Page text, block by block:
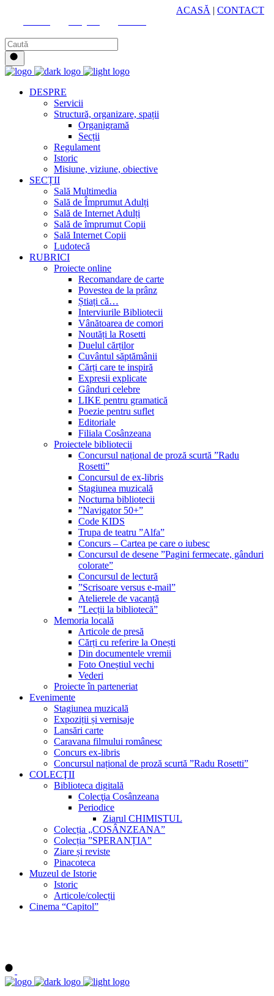
ACASĂ | CONTACT
DESPRE
Servicii
Structură, organizare, spații
Organigramă
Secții
Regulament
Istoric
Misiune, viziune, obiective
SECȚII
Sală Multimedia
Sală de Împrumut Adulți
Sală de Internet Adulți
Sală de împrumut Copii
Sală Internet Copii
Ludotecă
RUBRICI
Proiecte online
Recomandare de carte
Povestea de la prânz
Știați că…
Interviurile Bibliotecii
Vânătoarea de comori
Noutăți la Rosetti
Duelul cărților
Cuvântul săptămânii
Cărți care te inspiră
Expresii explicate
Gânduri celebre
LIKE pentru gramatică
Poezie pentru suflet
Editoriale
Filiala Cosânzeana
Proiectele bibliotecii
Concursul național de proză scurtă ”Radu
Rosetti”
Concursul de ex-libris
Stagiunea muzicală
Nocturna bibliotecii
”Navigator 50+”
Code KIDS
Trupa de teatru ”Alfa”
Concurs – Cartea pe care o iubesc
Concursul de desene ”Pagini fermecate, gânduri
colorate”
Concursul de lectură
”Scrisoare versus e-mail”
Atelierele de vacanță
”Lecții la bibliotecă”
Memoria locală
Articole de presă
Cărți cu referire la Onești
Din documentele vremii
Foto Oneștiul vechi
Vederi
Proiecte în parteneriat
Evenimente
Stagiunea muzicală
Expoziții și vernisaje
Lansări carte
Caravana filmului românesc
Concurs ex-libris
Concursul național de proză scurtă ”Radu Rosetti”
COLECŢII
Biblioteca digitală
Colecţia Cosânzeana
Periodice
Ziarul CHIMISTUL
Colecția „COSÂNZEANA”
Colecția ”SPERANȚIA”
Ziare și reviste
Pinacoteca
Muzeul de Istorie
Istoric
Articole/colecții
Cinema “Capitol”